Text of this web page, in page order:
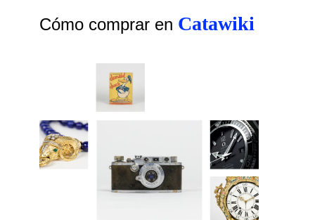
Cómo comprar en Catawiki